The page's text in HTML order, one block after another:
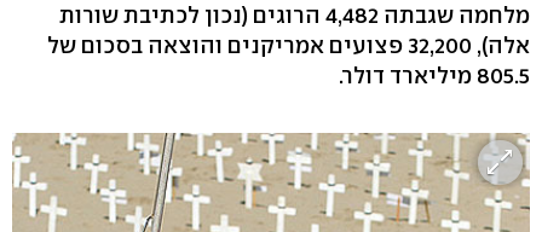
מלחמה שגבתה 4,482 הרוגים (נכון לכתיבת שורות
אלה), 32,200 פצועים אמריקנים והוצאה בסכום של
805.5 מיליארד דולר.